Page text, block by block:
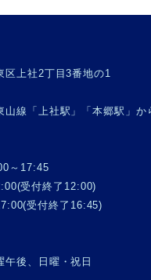
区上社2丁目3番地の1
山線「上社駅」「本郷駅」か
～17:45
受付終了12:00)
受付終了16:45)
後、日曜・祝日